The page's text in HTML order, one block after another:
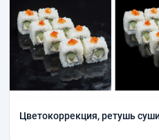
Цветокоррекция, ретушь